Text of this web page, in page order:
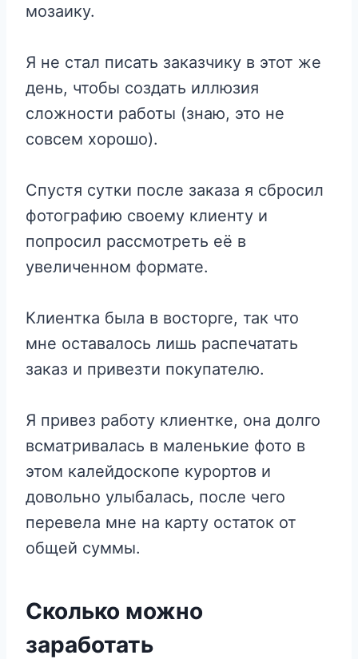
мозаику.
Я не стал писать заказчику в этот же
день, чтобы создать иллюзия
сложности работы (знаю, это не
совсем хорошо).
Спустя сутки после заказа я сбросил
фотографию своему клиенту и
попросил рассмотреть её в
увеличенном формате.
Клиентка была в восторге, так что
мне оставалось лишь распечатать
заказ и привезти покупателю.
Я привез работу клиентке, она долго
всматривалась в маленькие фото в
этом калейдоскопе курортов и
довольно улыбалась, после чего
перевела мне на карту остаток от
общей суммы.
Сколько можно
заработать